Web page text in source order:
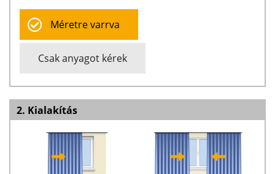
Méretre varrva
Csak anyagot kérek
2. Kialakítás